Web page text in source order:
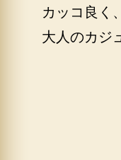
カッコ良く
大人のカジ